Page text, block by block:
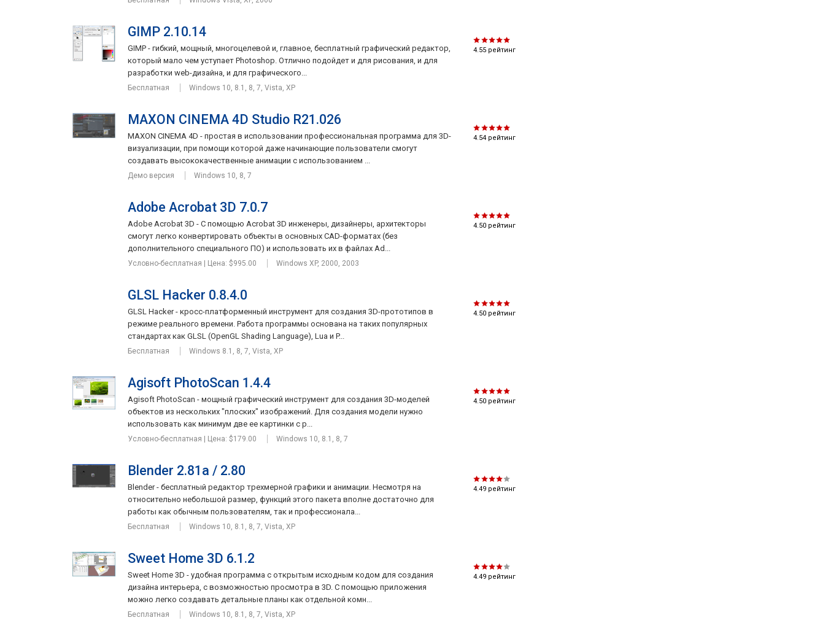
4.55 рейтинг
GIMP 2.10.14
GIMP - гибкий, мощный, многоцелевой и, главное, бесплатный графический редактор,
который мало чем уступает Photoshop. Отлично подойдет и для рисования, и для
разработки web-дизайна, и для графического...
Бесплатная Windows 10, 8.1, 8, 7, Vista, XP
4.54 рейтинг
MAXON CINEMA 4D Studio R21.026
MAXON CINEMA 4D - простая в использовании профессиональная программа для 3D-
визуализации, при помощи которой даже начинающие пользователи смогут
создавать высококачественные анимации с использованием ...
Демо версия Windows 10, 8, 7
4.50 рейтинг
Adobe Acrobat 3D 7.0.7
Adobe Acrobat 3D - С помощью Acrobat 3D инженеры, дизайнеры, архитекторы
смогут легко конвертировать объекты в основных CAD-форматах (без
дополнительного специального ПО) и использовать их в файлах Ad...
Условно-бесплатная | Цена: $995.00 Windows XP, 2000, 2003
4.50 рейтинг
GLSL Hacker 0.8.4.0
GLSL Hacker - кросс-платформенный инструмент для создания 3D-прототипов в
режиме реального времени. Работа программы основана на таких популярных
стандартах как GLSL (OpenGL Shading Language), Lua и P...
Бесплатная Windows 8.1, 8, 7, Vista, XP
4.50 рейтинг
Agisoft PhotoScan 1.4.4
Agisoft PhotoScan - мощный графический инструмент для создания 3D-моделей
объектов из нескольких "плоских" изображений. Для создания модели нужно
использовать как минимум две ее картинки с р...
Условно-бесплатная | Цена: $179.00 Windows 10, 8.1, 8, 7
4.49 рейтинг
Blender 2.81a / 2.80
Blender - бесплатный редактор трехмерной графики и анимации. Несмотря на
относительно небольшой размер, функций этого пакета вполне достаточно для
работы как обычным пользователям, так и профессионала...
Бесплатная Windows 10, 8.1, 8, 7, Vista, XP
4.49 рейтинг
Sweet Home 3D 6.1.2
Sweet Home 3D - удобная программа с открытым исходным кодом для создания
дизайна интерьера, с возможностью просмотра в 3D. С помощью приложения
можно легко создавать детальные планы как отдельной комн...
Бесплатная Windows 10, 8.1, 8, 7, Vista, XP